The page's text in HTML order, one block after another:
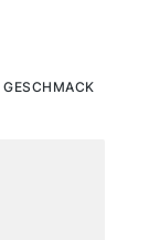
GESCHMACK